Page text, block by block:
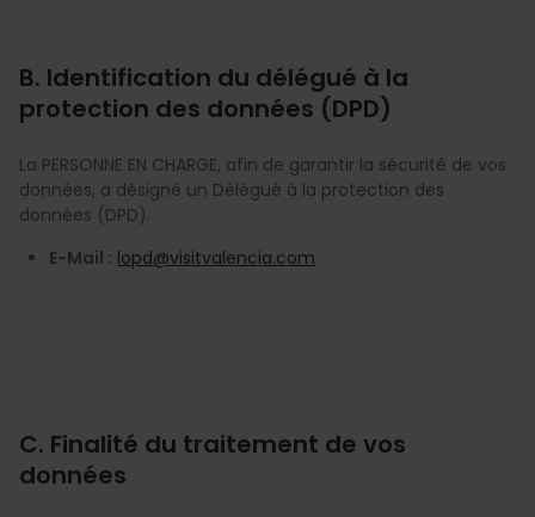
B. Identification du délégué à la
protection des données (DPD)
La PERSONNE EN CHARGE, afin de garantir la sécurité de vos
données, a désigné un Délégué à la protection des
données (DPD).
E-Mail : lopd@visitvalencia.com
C. Finalité du traitement de vos
données